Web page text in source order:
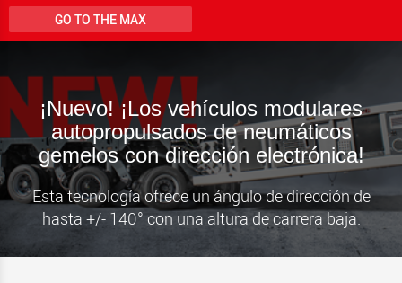
GO TO THE MAX
¡Nuevo! ¡Los vehículos modulares
autopropulsados de neumáticos
gemelos con dirección electrónica!
Esta tecnología ofrece un ángulo de dirección de
hasta +/- 140° con una altura de carrera baja.